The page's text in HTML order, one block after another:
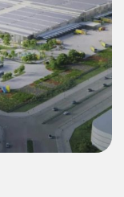
55 MWp 逆
（BESS）绿